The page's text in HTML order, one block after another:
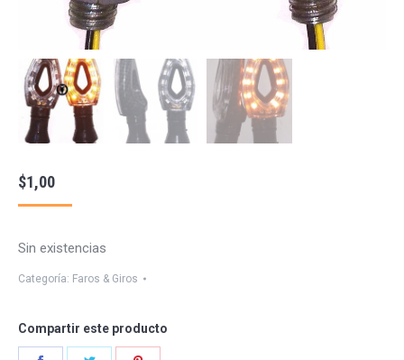
$1,00
Sin existencias
Categoría: Faros & Giros
Compartir este producto